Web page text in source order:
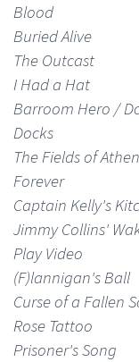
Blood
Buried Alive
The Outcast
I Had a Hat
Barroom Hero /
Docks
The Fields of
Forever
Captain Kelly's
Jimmy Collins'
Play Video
(F)lannigan's Ball
Curse of a Fallen
Rose Tattoo
Prisoner's Song